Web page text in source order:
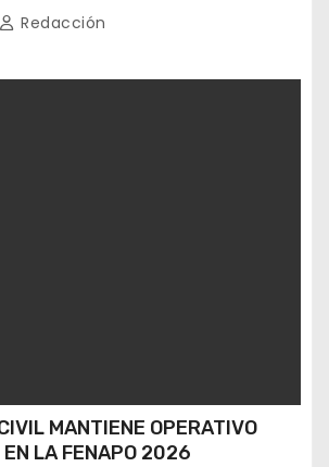
Redacción
MANTIENE OPERATIVO
LA FENAPO 2026